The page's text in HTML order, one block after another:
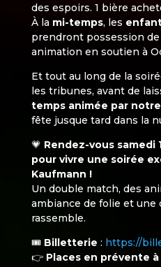
des espoirs. 1 bière
À la mi-temps, les
prendront possession
animation en soutien à
Et tout au long de la
les tribunes, avant de
temps animée par
fête jusque tard dans la
💗 Rendez-vous samedi
pour vivre une soirée
Kaufmann !
Un double match, des
ambiance de folie et une
rassemble.
🎟️ Billetterie : https://
👉 Places en prévente à